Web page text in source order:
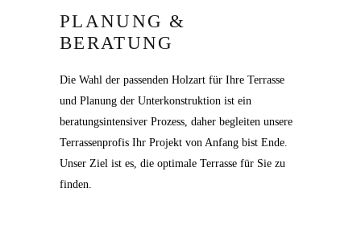
PLANUNG &
BERATUNG
Die Wahl der passenden Holzart für Ihre Terrasse
und Planung der Unterkonstruktion ist ein
beratungsintensiver Prozess, daher begleiten unsere
Terrassenprofis Ihr Projekt von Anfang bist Ende.
Unser Ziel ist es, die optimale Terrasse für Sie zu
finden.